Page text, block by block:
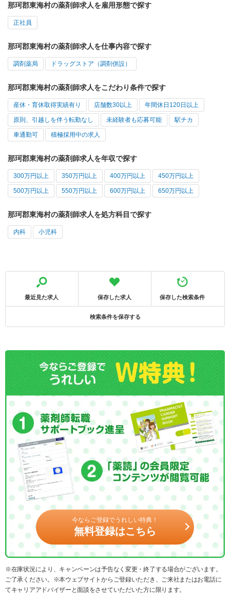
那珂郡東海村の薬剤師求人を雇用形態で探す
正社員
那珂郡東海村の薬剤師求人を仕事内容で探す
調剤薬局 ドラッグストア（調剤併設）
那珂郡東海村の薬剤師求人をこだわり条件で探す
産休・育休取得実績有り 店舗数30以上 年間休日120日以上
原則、引越しを伴う転勤なし 未経験者も応募可能 駅チカ
車通勤可 積極採用中の求人
那珂郡東海村の薬剤師求人を年収で探す
300万円以上 350万円以上 400万円以上 450万円以上
500万円以上 550万円以上 600万円以上 650万円以上
那珂郡東海村の薬剤師求人を処方科目で探す
内科 小児科
最近見た求人 保存した求人 保存した検索条件
検索条件を保存する
今ならご登録でうれしい特典！
無料登録はこちら
※在庫状況により、キャンペーンは予告なく変更・終了する場合がございます。
ご了承ください。※本ウェブサイトからご登録いただき、ご来社またはお電話に
てキャリアアドバイザーと面談をさせていただいた方に限ります。